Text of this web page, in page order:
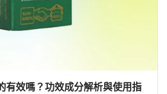
有效嗎？功效成分解析與使用指